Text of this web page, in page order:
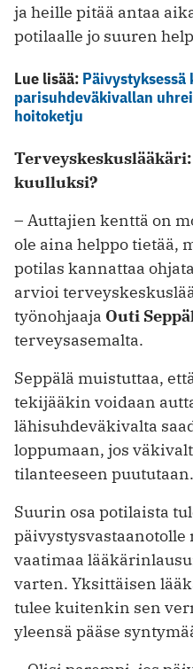
ja heille pitää antaa
potilaalle jo suuren
Lue lisää: Päivystyksessä
parisuhdeväkivallan
hoitoketju
kuulluksi?
– Auttajien kenttä on
ole aina helppo tietää,
potilas kannattaa
arvioi
työnohjaaja Outi
terveysasemalta.
Seppälä muistuttaa,
tekijääkin voidaan
lähisuhdeväkivalta
loppumaan, jos
tilanteeseen puututaan.
Suurin osa potilaista
vaatimaa
varten. Yksittäisen
tulee kuitenkin sen
yleensä pääse